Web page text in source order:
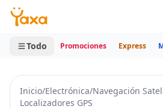
MINI CARRITO
0 productos
Todo Promociones Express
Inicio/Electrónica/Navegación
Localizadores GPS